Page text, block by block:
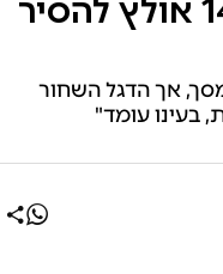
סתימת פיות: ערוץ 14 אולץ להסיר
מהמסך, אך הדגל השחור
בעינו עומד"